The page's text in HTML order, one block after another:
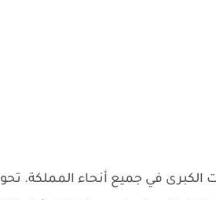
الكبرى في جميع أنحاء المملكة.